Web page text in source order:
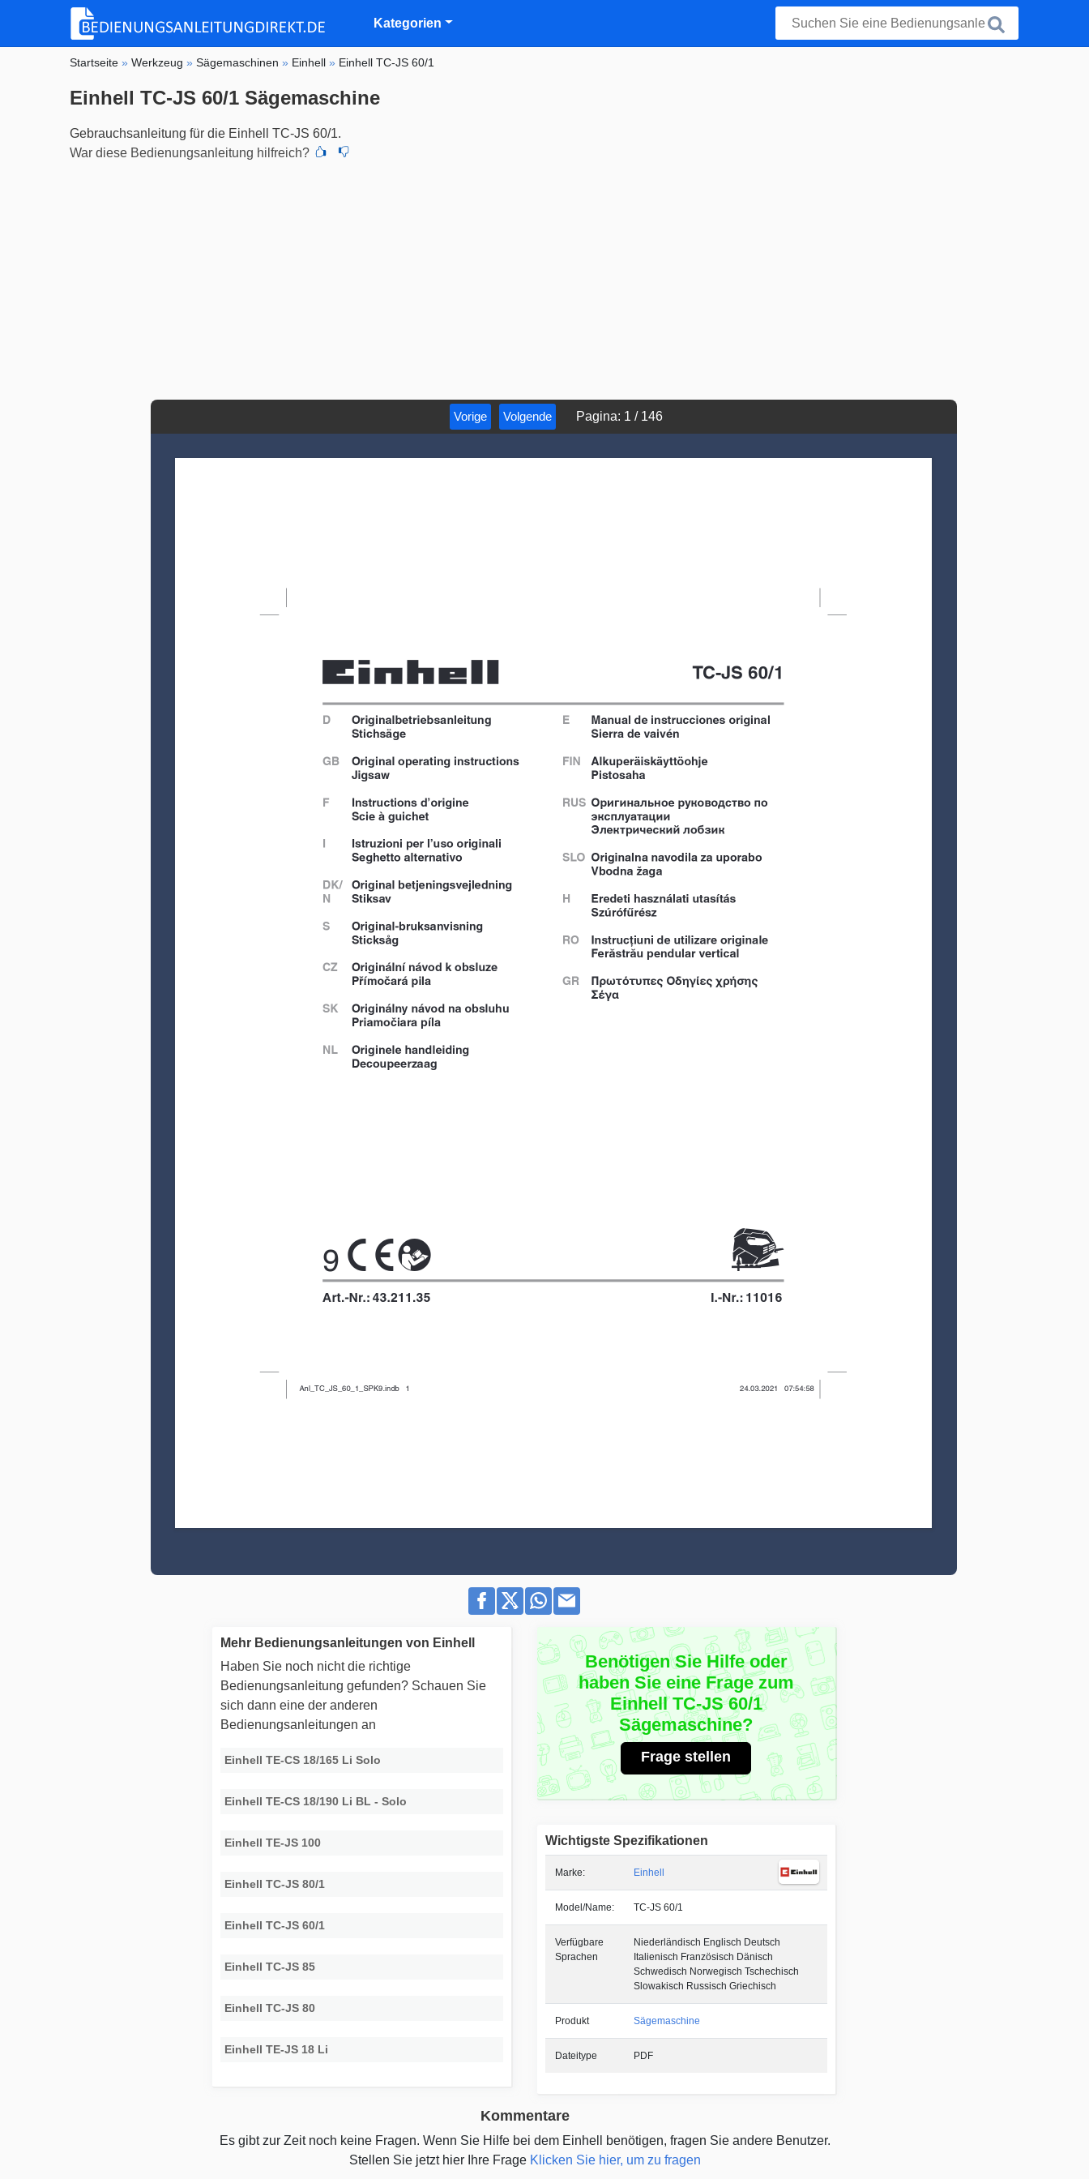
Kategorien
Startseite »Werkzeug »Sägemaschinen » Einhell » Einhell TC-JS 60/1
Einhell TC-JS 60/1 Sägemaschine
Gebrauchsanleitung für die Einhell TC-JS 60/1.
War diese Bedienungsanleitung hilfreich?
Vorige Volgende Pagina: 1 / 146
Benötigen Sie Hilfe oder
haben Sie eine Frage zum
Einhell TC-JS 60/1
Sägemaschine?
Frage stellen
Wichtigste Spezifikationen
Marke: Einhell
Model/Name: TC-JS 60/1
Verfügbare
Sprachen
Niederländisch Englisch Deutsch
Italienisch Französisch Dänisch
Schwedisch Norwegisch Tschechisch
Slowakisch Russisch Griechisch
Produkt Sägemaschine
Dateitype PDF
Mehr Bedienungsanleitungen von Einhell
Haben Sie noch nicht die richtige
Bedienungsanleitung gefunden? Schauen Sie
sich dann eine der anderen
Bedienungsanleitungen an
Einhell TE-CS 18/165 Li Solo
Einhell TE-CS 18/190 Li BL - Solo
Einhell TE-JS 100
Einhell TC-JS 80/1
Einhell TC-JS 60/1
Einhell TC-JS 85
Einhell TC-JS 80
Einhell TE-JS 18 Li
Kommentare
Es gibt zur Zeit noch keine Fragen. Wenn Sie Hilfe bei dem Einhell benötigen, fragen Sie andere Benutzer.
Stellen Sie jetzt hier Ihre Frage Klicken Sie hier, um zu fragen